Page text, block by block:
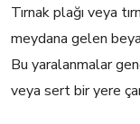
Tırnak plağı veya
meydana gelen
Bu yaralanmalar
veya sert bir yere